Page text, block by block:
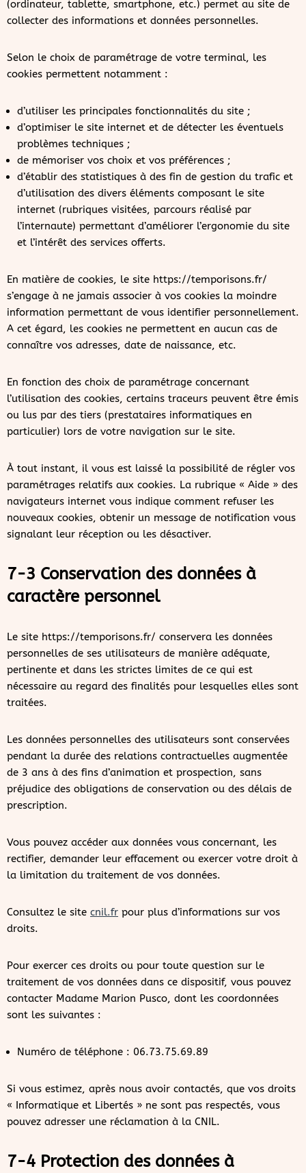
(ordinateur, tablette, smartphone, etc.) permet au site de
collecter des informations et données personnelles.
Selon le choix de paramétrage de votre terminal, les
cookies permettent notamment :
d’utiliser les principales fonctionnalités du site ;
d’optimiser le site internet et de détecter les éventuels
problèmes techniques ;
de mémoriser vos choix et vos préférences ;
d’établir des statistiques à des fin de gestion du trafic et
d’utilisation des divers éléments composant le site
internet (rubriques visitées, parcours réalisé par
l’internaute) permettant d’améliorer l’ergonomie du site
et l’intérêt des services offerts.
En matière de cookies, le site https://temporisons.fr/
s’engage à ne jamais associer à vos cookies la moindre
information permettant de vous identifier personnellement.
A cet égard, les cookies ne permettent en aucun cas de
connaître vos adresses, date de naissance, etc.
En fonction des choix de paramétrage concernant
l’utilisation des cookies, certains traceurs peuvent être émis
ou lus par des tiers (prestataires informatiques en
particulier) lors de votre navigation sur le site.
À tout instant, il vous est laissé la possibilité de régler vos
paramétrages relatifs aux cookies. La rubrique « Aide » des
navigateurs internet vous indique comment refuser les
nouveaux cookies, obtenir un message de notification vous
signalant leur réception ou les désactiver.
7-3 Conservation des données à
caractère personnel
Le site https://temporisons.fr/ conservera les données
personnelles de ses utilisateurs de manière adéquate,
pertinente et dans les strictes limites de ce qui est
nécessaire au regard des finalités pour lesquelles elles sont
traitées.
Les données personnelles des utilisateurs sont conservées
pendant la durée des relations contractuelles augmentée
de 3 ans à des fins d’animation et prospection, sans
préjudice des obligations de conservation ou des délais de
prescription.
Vous pouvez accéder aux données vous concernant, les
rectifier, demander leur effacement ou exercer votre droit à
la limitation du traitement de vos données.
Consultez le site cnil.fr pour plus d’informations sur vos
droits.
Pour exercer ces droits ou pour toute question sur le
traitement de vos données dans ce dispositif, vous pouvez
contacter Madame Marion Pusco, dont les coordonnées
sont les suivantes :
Numéro de téléphone : 06.73.75.69.89
Si vous estimez, après nous avoir contactés, que vos droits
« Informatique et Libertés » ne sont pas respectés, vous
pouvez adresser une réclamation à la CNIL.
7-4 Protection des données à